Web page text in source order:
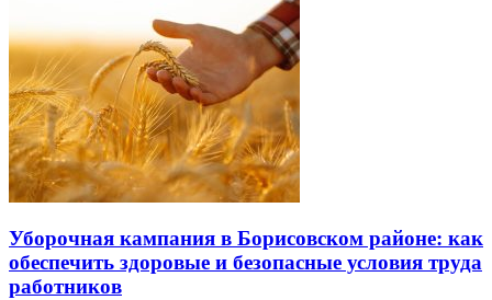
Уборочная кампания в Борисовском районе: как
обеспечить здоровые и безопасные условия труда
работников